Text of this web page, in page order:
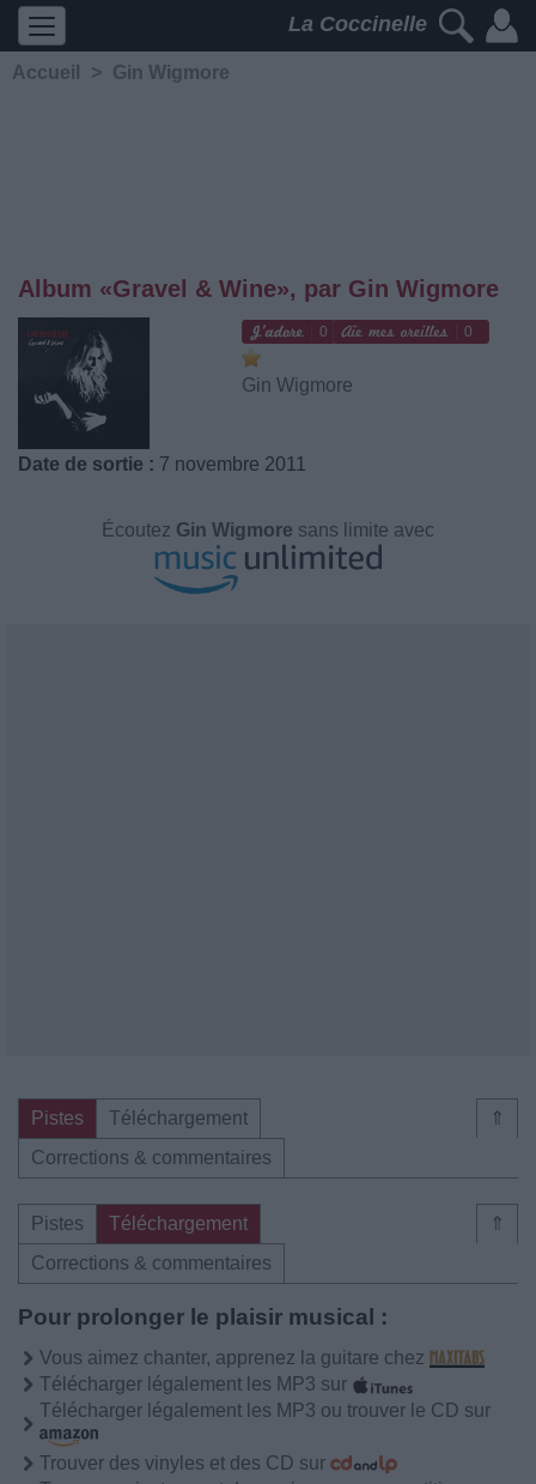
La Coccinelle
Accueil > Gin Wigmore
Album «Gravel & Wine», par Gin Wigmore
0 0
Gin Wigmore
Date de sortie : 7 novembre 2011
Écoutez Gin Wigmore sans limite avec
⇑
Pistes
Téléchargement
Corrections & commentaires
⇑
Pistes
Téléchargement
Corrections & commentaires
Pour prolonger le plaisir musical :
Vous aimez chanter, apprenez la guitare chez
Télécharger légalement les MP3 sur
Télécharger légalement les MP3 ou trouver le CD sur
Trouver des vinyles et des CD sur